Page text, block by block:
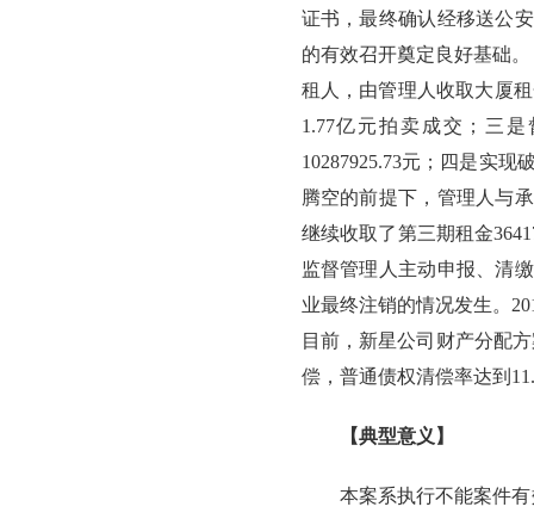
证书，最终确认经移送公
的有效召开奠定良好基础
租人，由管理人收取大厦
1.77亿元拍卖成交；三
10287925.73元；四是实
腾空的前提下，管理人与
继续收取了第三期租金
监督管理人主动申报、清
业最终注销的情况发生。
目前，新星公司财产分配
偿，普通债权清偿率达到
【典型意义】
本案系执行不能案件